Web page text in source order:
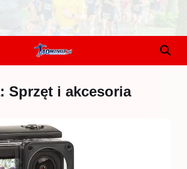
Sprzęt i akcesoria